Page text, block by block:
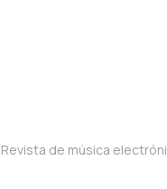
de música